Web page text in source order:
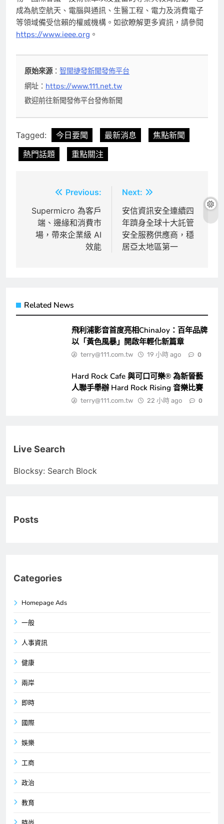
成為航空航天、電腦與通訊、生醫工程、電力及消費電子
等領域備受信賴的權威機構。如欲瞭解更多資訊，請參閱
https://www.ieee.org 。
原始來源：智聞捷發新聞發佈平台
網址： https://www.111.net.tw
歡迎前往新聞發佈平台發佈新聞
Tagged: 今日要聞 最新消息
焦點新聞
熱門話題
重點關注
章
導
Previous:
Supermicro 為客戶
端、邊緣和消費市
場，帶來企業級 AI
效能
Next:
安信資訊安全連續四
年躋身全球十大託管
安全服務供應商，穩
居亞太地區第一
Related News
飛利浦影音首度亮相ChinaJoy：百年品牌
以「黃色風暴」開啟年輕化新篇章
terry@111.com.tw 19 小時 ago 0
Hard Rock Cafe 與可口可樂® 為新晉藝
人聯手舉辦 Hard Rock Rising 音樂比賽
terry@111.com.tw 22 小時 ago 0
Live Search
Blocksy: Search Block
Posts
Categories
Homepage Ads
一般
人事資訊
健康
兩岸
即時
國際
娛樂
工商
政治
教育